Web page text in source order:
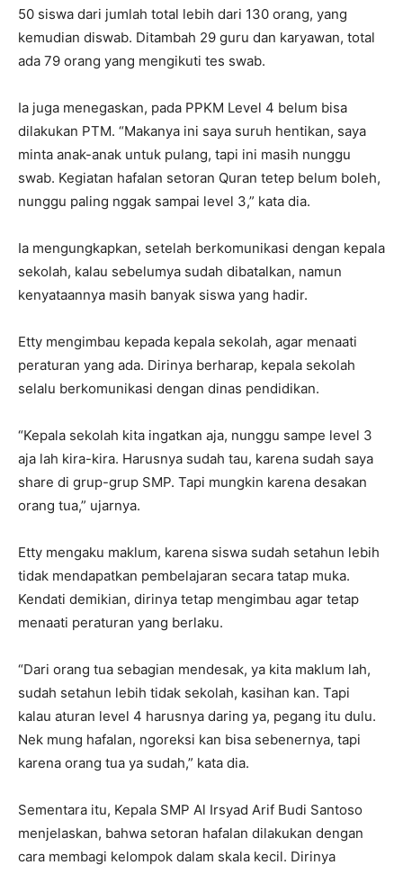
50 siswa dari jumlah total lebih dari 130 orang, yang
kemudian diswab. Ditambah 29 guru dan karyawan, total
ada 79 orang yang mengikuti tes swab.
Ia juga menegaskan, pada PPKM Level 4 belum bisa
dilakukan PTM. “Makanya ini saya suruh hentikan, saya
minta anak-anak untuk pulang, tapi ini masih nunggu
swab. Kegiatan hafalan setoran Quran tetep belum boleh,
nunggu paling nggak sampai level 3,” kata dia.
Ia mengungkapkan, setelah berkomunikasi dengan kepala
sekolah, kalau sebelumya sudah dibatalkan, namun
kenyataannya masih banyak siswa yang hadir.
Etty mengimbau kepada kepala sekolah, agar menaati
peraturan yang ada. Dirinya berharap, kepala sekolah
selalu berkomunikasi dengan dinas pendidikan.
“Kepala sekolah kita ingatkan aja, nunggu sampe level 3
aja lah kira-kira. Harusnya sudah tau, karena sudah saya
share di grup-grup SMP. Tapi mungkin karena desakan
orang tua,” ujarnya.
Etty mengaku maklum, karena siswa sudah setahun lebih
tidak mendapatkan pembelajaran secara tatap muka.
Kendati demikian, dirinya tetap mengimbau agar tetap
menaati peraturan yang berlaku.
“Dari orang tua sebagian mendesak, ya kita maklum lah,
sudah setahun lebih tidak sekolah, kasihan kan. Tapi
kalau aturan level 4 harusnya daring ya, pegang itu dulu.
Nek mung hafalan, ngoreksi kan bisa sebenernya, tapi
karena orang tua ya sudah,” kata dia.
Sementara itu, Kepala SMP Al Irsyad Arif Budi Santoso
menjelaskan, bahwa setoran hafalan dilakukan dengan
cara membagi kelompok dalam skala kecil. Dirinya